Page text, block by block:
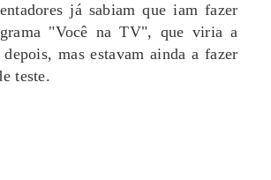
já sabiam que iam fazer
"Você na TV", que viria a
depois, mas estavam ainda a fazer
teste.